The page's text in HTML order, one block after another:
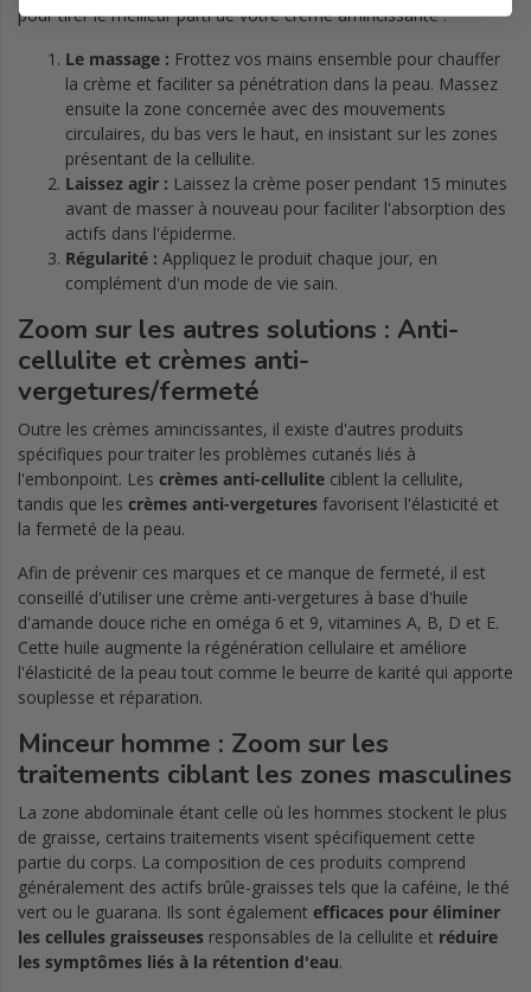
pour tirer le meilleur parti de votre crème amincissante :
Le massage : Frottez vos mains ensemble pour chauffer
la crème et faciliter sa pénétration dans la peau. Massez
ensuite la zone concernée avec des mouvements
circulaires, du bas vers le haut, en insistant sur les zones
présentant de la cellulite.
Laissez agir : Laissez la crème poser pendant 15 minutes
avant de masser à nouveau pour faciliter l'absorption des
actifs dans l'épiderme.
Régularité : Appliquez le produit chaque jour, en
complément d'un mode de vie sain.
Zoom sur les autres solutions : Anti-
cellulite et crèmes anti-
vergetures/fermeté
Outre les crèmes amincissantes, il existe d'autres produits
spécifiques pour traiter les problèmes cutanés liés à
l'embonpoint. Les crèmes anti-cellulite ciblent la cellulite,
tandis que les crèmes anti-vergetures favorisent l'élasticité et
la fermeté de la peau.
Afin de prévenir ces marques et ce manque de fermeté, il est
conseillé d'utiliser une crème anti-vergetures à base d'huile
d'amande douce riche en oméga 6 et 9, vitamines A, B, D et E.
Cette huile augmente la régénération cellulaire et améliore
l'élasticité de la peau tout comme le beurre de karité qui apporte
souplesse et réparation.
Minceur homme : Zoom sur les
traitements ciblant les zones masculines
La zone abdominale étant celle où les hommes stockent le plus
de graisse, certains traitements visent spécifiquement cette
partie du corps. La composition de ces produits comprend
généralement des actifs brûle-graisses tels que la caféine, le thé
vert ou le guarana. Ils sont également efficaces pour éliminer
les cellules graisseuses responsables de la cellulite et réduire
les symptômes liés à la rétention d'eau.